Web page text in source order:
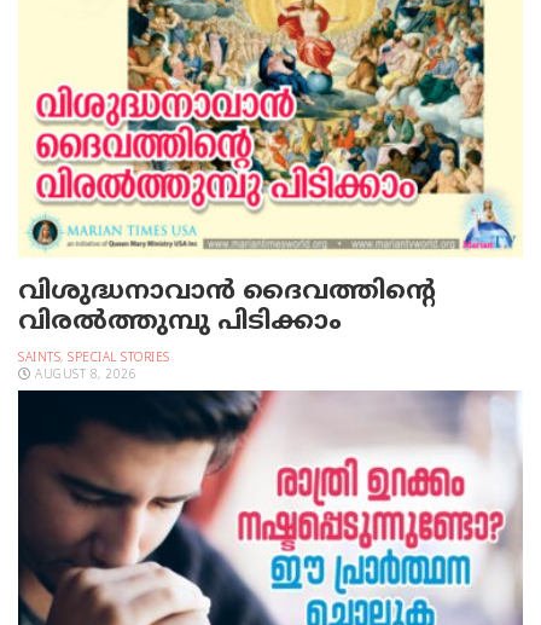
വിശുദ്ധനാവാന്‍ ദൈവത്തിന്റെ
വിരല്‍ത്തുമ്പു പിടിക്കാം
SAINTS, SPECIAL STORIES
AUGUST 8, 2026